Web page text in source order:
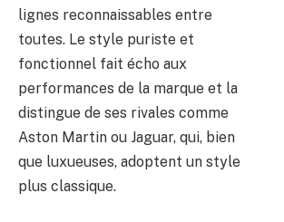
lignes reconnaissables entre
toutes. Le style puriste et
fonctionnel fait écho aux
performances de la marque et la
distingue de ses rivales comme
Aston Martin ou Jaguar, qui, bien
que luxueuses, adoptent un style
plus classique.